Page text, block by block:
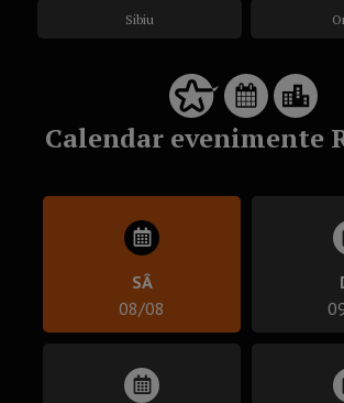
Sibiu
Calendar evenimente
SÂ
08/08